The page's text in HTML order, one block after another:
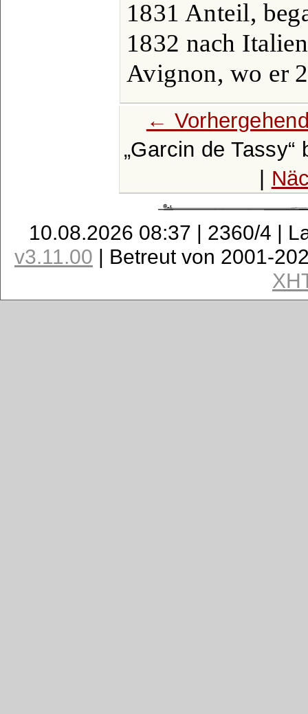
1831 Anteil,
1832 nach
Avignon, wo er
←
Garcin de Tassy
|
10.08.2026 08:37 | 2360/4 |
v3.11.00 | Betreut von 2001-